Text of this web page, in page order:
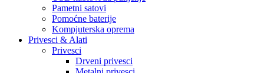
Pametni satovi
Pomoćne baterije
Kompjuterska oprema
Privesci & Alati
Privesci
Drveni privesci